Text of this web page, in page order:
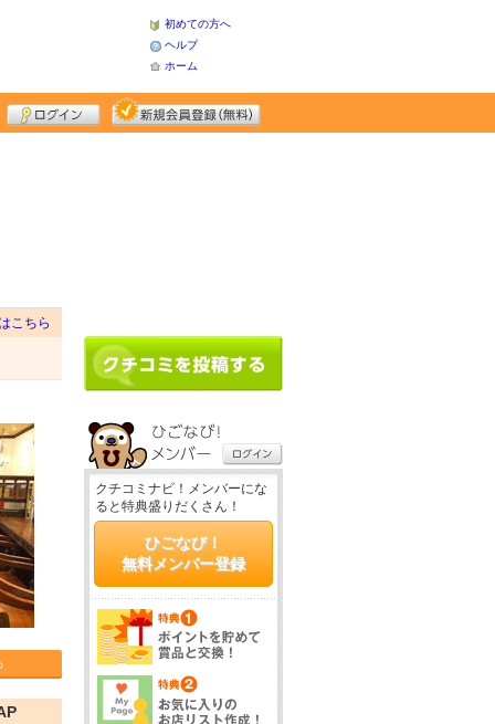
初めての方へ
ヘルプ
ホーム
こちら
クチコミナビ！メンバーにな
ると特典盛りだくさん！
ひごなび！
無料メンバー登録